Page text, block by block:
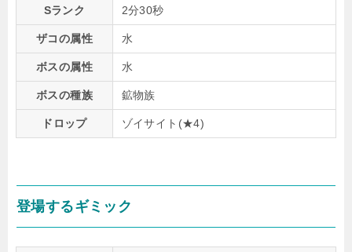
Sランク 2分30秒
ザコの属性 水
ボスの属性 水
ボスの種族 鉱物族
ドロップ ゾイサイト(★4)
登場するギミック